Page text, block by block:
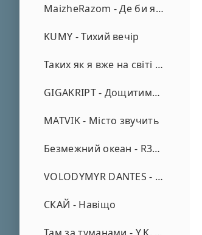
MaizheRazom - Де би я не був
KUMY - Тихий вечір
Таких як я вже на світі нема - А. Малярник
GIGAKRIPT - Дощитиме зима
MATVIK - Місто звучить
Безмежний океан - R3phase
VOLODYMYR DANTES - Просто кохаю (REMIX)
СКАЙ - Навіщо